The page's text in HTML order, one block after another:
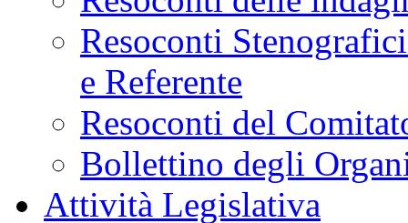
Resoconti
e Referente
Resoconti del
Bollettino degli
Attività Legislativa